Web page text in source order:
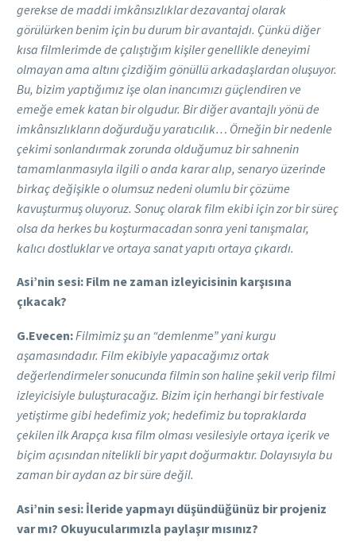
gerekse de maddi imkânsızlıklar dezavantaj olarak
görülürken benim için bu durum bir avantajdı. Çünkü diğer
kısa filmlerimde de çalıştığım kişiler genellikle deneyimi
olmayan ama altını çizdiğim gönüllü arkadaşlardan oluşuyor.
Bu, bizim yaptığımız işe olan inancımızı güçlendiren ve
emeğe emek katan bir olgudur. Bir diğer avantajlı yönü de
imkânsızlıkların doğurduğu yaratıcılık… Örneğin bir nedenle
çekimi sonlandırmak zorunda olduğumuz bir sahnenin
tamamlanmasıyla ilgili o anda karar alıp, senaryo üzerinde
birkaç değişikle o olumsuz nedeni olumlu bir çözüme
kavuşturmuş oluyoruz. Sonuç olarak film ekibi için zor bir süreç
olsa da herkes bu koşturmacadan sonra yeni tanışmalar,
kalıcı dostluklar ve ortaya sanat yapıtı ortaya çıkardı.
Asi’nin sesi: Film ne zaman izleyicisinin karşısına
çıkacak?
G.Evecen:Filmimiz şu an “demlenme” yani kurgu
aşamasındadır. Film ekibiyle yapacağımız ortak
değerlendirmeler sonucunda filmin son haline şekil verip filmi
izleyicisiyle buluşturacağız. Bizim için herhangi bir festivale
yetiştirme gibi hedefimiz yok; hedefimiz bu topraklarda
çekilen ilk Arapça kısa film olması vesilesiyle ortaya içerik ve
biçim açısından nitelikli bir yapıt doğurmaktır. Dolayısıyla bu
zaman bir aydan az bir süre değil.
Asi’nin sesi: İleride yapmayı düşündüğünüz bir projeniz
var mı? Okuyucularımızla paylaşır mısınız?